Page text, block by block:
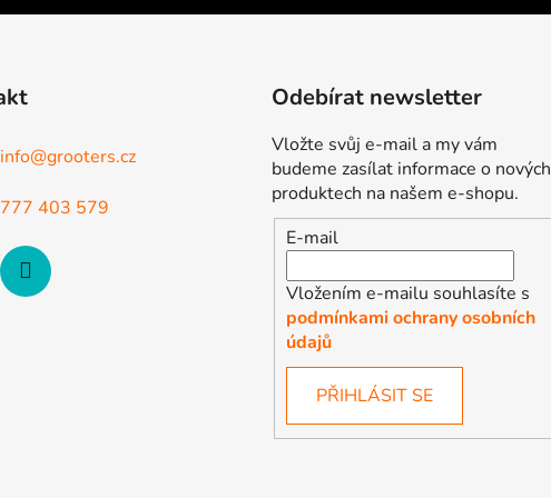
info@grooters.cz
777 403 579
Odebírat newsletter
Vložte svůj e-mail a my vám
budeme zasílat informace o nových
produktech na našem e-shopu.
E-mail
Vložením e-mailu souhlasíte s
podmínkami ochrany osobních
údajů
PŘIHLÁSIT SE